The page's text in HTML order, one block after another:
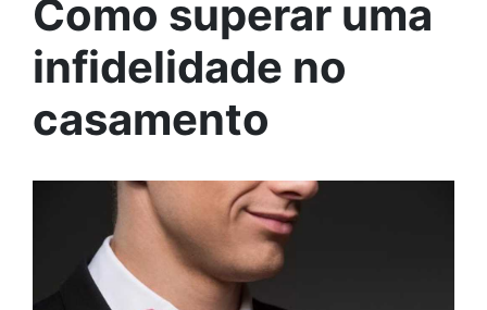
Como superar uma
infidelidade no
casamento